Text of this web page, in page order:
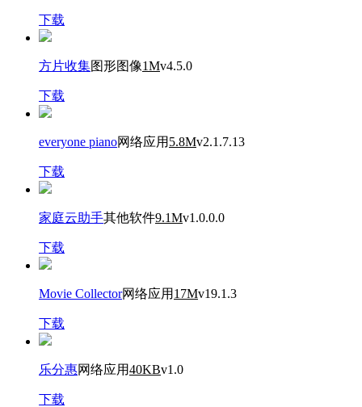
下载
方片收集图形图像1Mv4.5.0
下载
everyone piano网络应用 5.8Mv2.1.7.13
下载
家庭云助手其他软件9.1Mv1.0.0.0
下载
Movie Collector网络应用 17Mv19.1.3
下载
乐分惠网络应用40KBv1.0
下载